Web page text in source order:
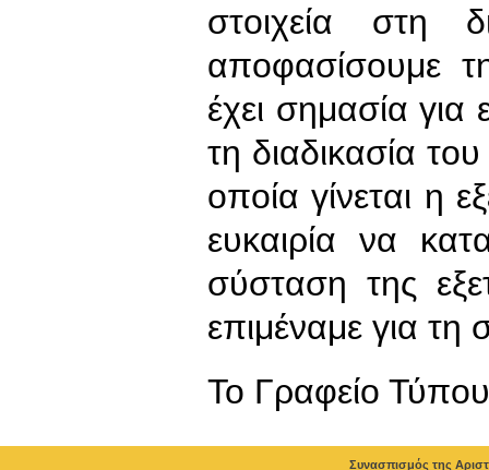
στοιχεία στη
αποφασίσουμε
έχει σημασία για
τη διαδικασία
οποία γίνεται η
ευκαιρία να
σύσταση της
επιμέναμε για
To Γραφείο Τύπου
Συνασπισμός της